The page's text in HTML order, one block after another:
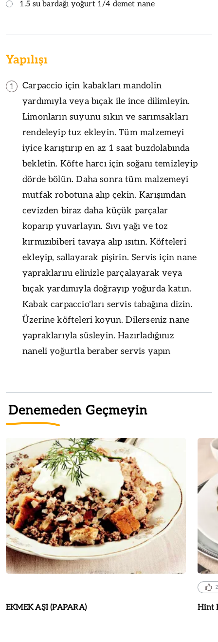
1.5 su bardağı yoğurt 1/4 demet nane
Yapılışı
1
Carpaccio için kabakları mandolin
yardımıyla veya bıçak ile ince dilimleyin.
Limonların suyunu sıkın ve sarımsakları
rendeleyip tuz ekleyin. Tüm malzemeyi
iyice karıştırıp en az 1 saat buzdolabında
bekletin. Köfte harcı için soğanı temizleyip
dörde bölün. Daha sonra tüm malzemeyi
mutfak robotuna alıp çekin. Karışımdan
cevizden biraz daha küçük parçalar
koparıp yuvarlayın. Sıvı yağı ve toz
kırmızıbiberi tavaya alıp ısıtın. Köfteleri
ekleyip, sallayarak pişirin. Servis için nane
yapraklarını elinizle parçalayarak veya
bıçak yardımıyla doğrayıp yoğurda katın.
Kabak carpaccio'ları servis tabağına dizin.
Üzerine köfteleri koyun. Dilerseniz nane
yapraklarıyla süsleyin. Hazırladığınız
naneli yoğurtla beraber servis yapın
Denemeden Geçmeyin
EKMEK AŞI (PAPARA) Hint